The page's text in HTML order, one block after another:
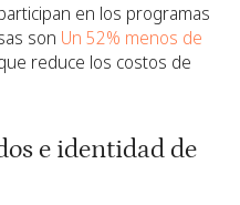
en los programas
son Un 52% menos de
reduce los costos de
e identidad de